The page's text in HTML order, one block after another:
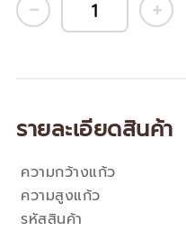
รายละเอียดสินค้า
คุณสมบัติ
ความกว้างแก้ว
ความสูงแก้ว
รหัสสินค้า